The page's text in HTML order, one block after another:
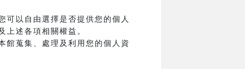
可以自由選擇是否提供您的個人
上述各項相關權益。
館蒐集、處理及利用您的個人資